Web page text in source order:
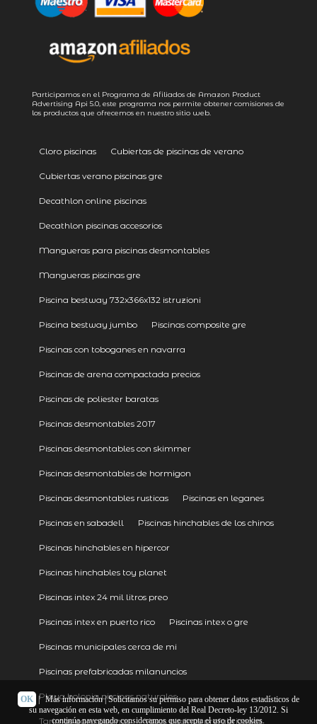
Participamos en el Programa de Afiliados de Amazon Product
Advertising Api 5.0, este programa nos permite obtener comisiones de
los productos que ofrecemos en nuestro sitio web.
Cloro piscinas Cubiertas de piscinas de verano
Cubiertas verano piscinas gre
Decathlon online piscinas
Decathlon piscinas accesorios
Mangueras para piscinas desmontables
Mangueras piscinas gre
Piscina bestway 732x366x132 istruzioni
Piscina bestway jumbo Piscinas composite gre
Piscinas con toboganes en navarra
Piscinas de arena compactada precios
Piscinas de poliester baratas
Piscinas desmontables 2017
Piscinas desmontables con skimmer
Piscinas desmontables de hormigon
Piscinas desmontables rusticas Piscinas en leganes
Piscinas en sabadell Piscinas hinchables de los chinos
Piscinas hinchables en hipercor
Piscinas hinchables toy planet
Piscinas intex 24 mil litros preo
Piscinas intex en puerto rico Piscinas intex o gre
Piscinas municipales cerca de mi
Piscinas prefabricadas milanuncios
Playa bolonia piscinas naturales
Tarimas para piscinas Vasos piscinas prefabricadas
OK | Más información| Solicitamos su permiso para obtener datos estadísticos de
su navegación en esta web, en cumplimiento del Real Decreto-ley 13/2012. Si
continúa navegando consideramos que acepta el uso de cookies.